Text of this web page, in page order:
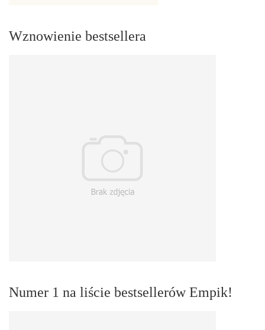
Wznowienie bestsellera
Numer 1 na liście bestsellerów Empik!